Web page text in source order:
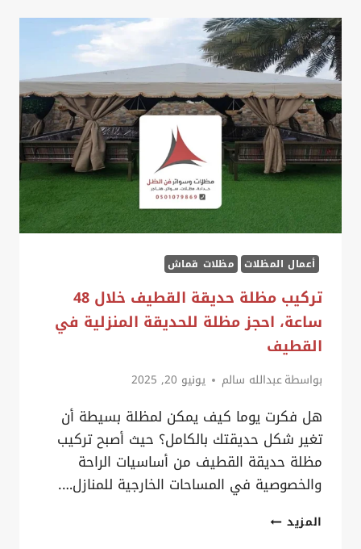
ليزر
الخبر
ت:
0535879621
–
مظلات
ليزر
حديثة
الدمام
أعمال المظلات مظلات قماش
تركيب مظلة حديقة القطيف خلال 48
ساعة، احجز مظلة للحديقة المنزلية في
القطيف
بواسطةعبدالله سالم يونيو 20, 2025
هل فكرت يوما كيف يمكن لمظلة بسيطة أن
تغير شكل حديقتك بالكامل؟ حيث أصبح تركيب
مظلة حديقة القطيف من أساسيات الراحة
والخصوصية في المساحات الخارجية للمنازل….
المزيدتركيب